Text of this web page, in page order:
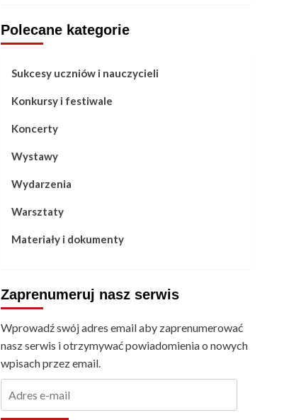
Polecane kategorie
Sukcesy uczniów i nauczycieli
Konkursy i festiwale
Koncerty
Wystawy
Wydarzenia
Warsztaty
Materiały i dokumenty
Zaprenumeruj nasz serwis
Wprowadź swój adres email aby zaprenumerować
nasz serwis i otrzymywać powiadomienia o nowych
wpisach przez email.